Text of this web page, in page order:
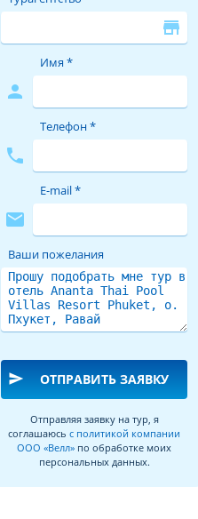
store
person
Имя *
phone
Телефон *
mail
E-mail *
Ваши пожелания
send ОТПРАВИТЬ ЗАЯВКУ
Отправляя заявку на тур, я
соглашаюсь с политикой компании
ООО «Велл» по обработке моих
персональных данных.